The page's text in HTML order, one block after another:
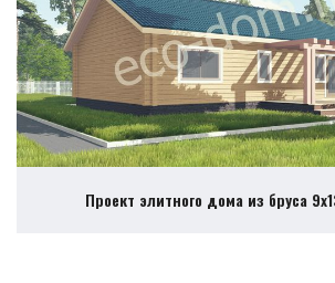
Проект элитного дома из бруса